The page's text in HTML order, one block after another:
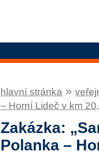
hlavní stránka »
– Horní Lideč v km
Zakázka:
Polanka –